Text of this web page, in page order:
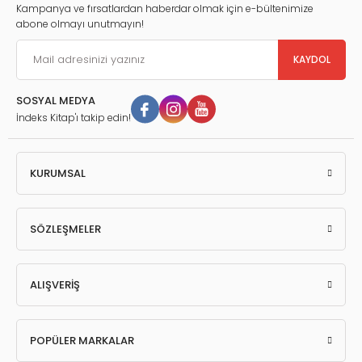
Sayfa Sayısı : 336
Ebat : 16x23.5 cm
Cilt Tipi : İNCE KAPAK
Basım Dili : Türkçe
Baskı Yeri : Ankara
Barkod : 9786256810631
Kampanya ve fırsatlardan haberdar olmak için e-bültenimize
abone olmayı unutmayın!
KAYDOL
SOSYAL MEDYA
İndeks Kitap'ı takip edin!
KURUMSAL
SÖZLEŞMELER
ALIŞVERİŞ
POPÜLER MARKALAR